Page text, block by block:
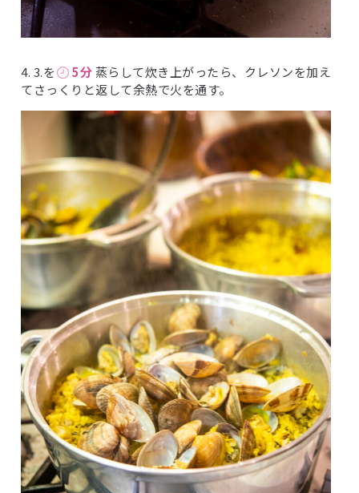
4. 3.を 5分蒸らして炊き上がったら、クレソンを加え
てさっくりと返して余熱で火を通す。